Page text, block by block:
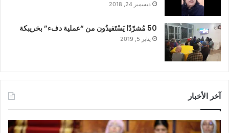
ديسمبر 24, 2018
50 مُشرّدًا يَسْتَفيدُون من “عملية دفء” بخريبكة
يناير 5, 2019
آخر الأخبار